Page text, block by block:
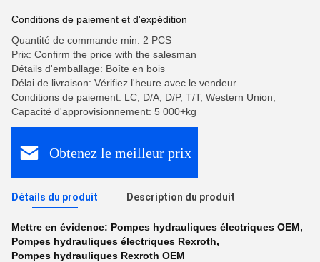
Conditions de paiement et d'expédition
Quantité de commande min: 2 PCS
Prix: Confirm the price with the salesman
Détails d'emballage: Boîte en bois
Délai de livraison: Vérifiez l'heure avec le vendeur.
Conditions de paiement: LC, D/A, D/P, T/T, Western Union,
Capacité d'approvisionnement: 5 000+kg
Obtenez le meilleur prix
Détails du produit Description du produit
Mettre en évidence: Pompes hydrauliques électriques OEM,
Pompes hydrauliques électriques Rexroth,
Pompes hydrauliques Rexroth OEM